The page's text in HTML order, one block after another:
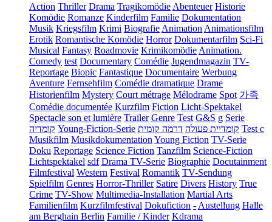
Action Thriller Drama Tragikomödie Abenteuer Historie
Komödie Romanze Kinderfilm Familie Dokumentation
Musik Kriegsfilm Krimi Biografie Animation Animationsfilm
Erotik Romantische Komödie Horror Dokumentarfilm Sci-Fi
Musical Fantasy Roadmovie Krimikomödie Animation.
Comedy test Documentary Comédie Jugendmagazin TV-
Reportage Biopic Fantastique Documentaire Werbung
Aventure Fernsehfilm Comédie dramatique Drame
Historienfilm Mystery Court métrage Mélodrame Spot 가족
Comédie documentée Kurzfilm Fiction Licht-Spektakel
Spectacle son et lumière Trailer Genre Test G&S g Serie
קומדיה Young-Fiction-Serie קומדיית פעולה דרמה קומית
Test c
Musikfilm Musikdokumentation Young Fiction TV-Serie
Doku Reportage Science Fiction Tanzfilm Science-Fiction
Lichtspektakel sdf Drama TV-Serie Biographie Docutainment
Filmfestival Western Festival Romantik TV-Sendung
Spielfilm Genres Horror-Thriller Satire Divers History True
Crime TV-Show Multimedia-Installation Martial Arts
Familienfilm Kurzfilmfestival Dokufiction - Austellung Halle
am Berghain Berlin Familie / Kinder Kdrama